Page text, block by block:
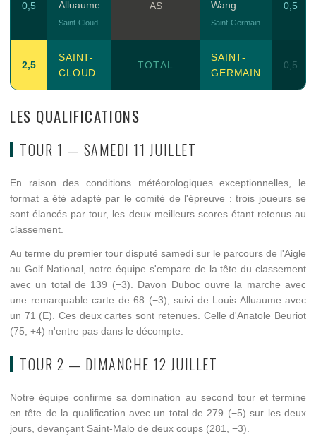
0,5 Alluaume
Saint-Cloud
AS Wang
Saint-Germain
0,5
2,5
SAINT-
CLOUD
TOTAL
SAINT-
GERMAIN
0,5
LES QUALIFICATIONS
TOUR 1 — SAMEDI 11 JUILLET
En raison des conditions météorologiques exceptionnelles, le
format a été adapté par le comité de l'épreuve : trois joueurs se
sont élancés par tour, les deux meilleurs scores étant retenus au
classement.
Au terme du premier tour disputé samedi sur le parcours de l'Aigle
au Golf National, notre équipe s'empare de la tête du classement
avec un total de 139 (−3). Davon Duboc ouvre la marche avec
une remarquable carte de 68 (−3), suivi de Louis Alluaume avec
un 71 (E). Ces deux cartes sont retenues. Celle d'Anatole Beuriot
(75, +4) n'entre pas dans le décompte.
TOUR 2 — DIMANCHE 12 JUILLET
Notre équipe confirme sa domination au second tour et termine
en tête de la qualification avec un total de 279 (−5) sur les deux
jours, devançant Saint-Malo de deux coups (281, −3).